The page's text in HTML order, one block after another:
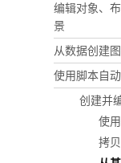
编辑对象、
景
从数据创建
使用脚本自
创建并
使
拷